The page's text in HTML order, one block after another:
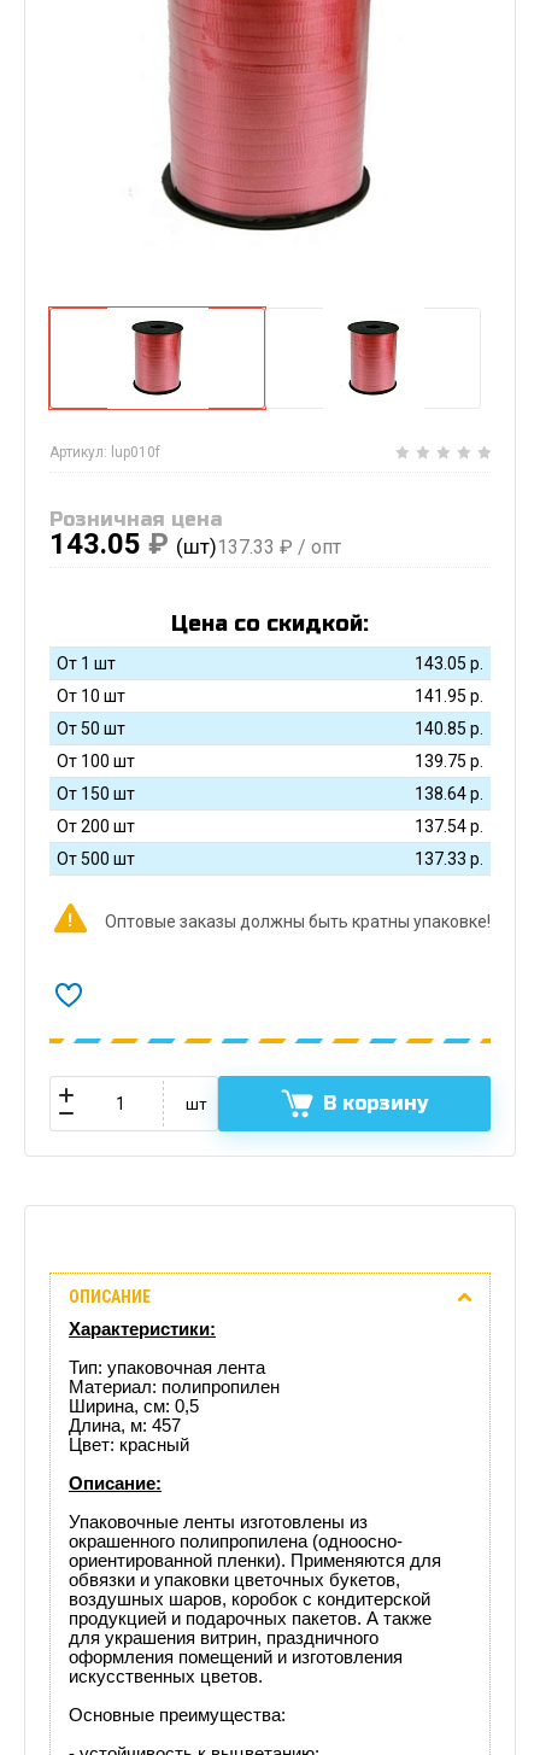
Артикул: lup010f
Розничная цена
143.05 ₽ (шт)137.33 ₽ / опт
Цена со скидкой:
От 1 шт 143.05 р.
От 10 шт
141.95 р.
От 50 шт
140.85 р.
От 100 шт
139.75 р.
От 150 шт
138.64р.
От 200 шт
137.54р.
От 500 шт
137.33 р.
Оптовые заказы должны быть кратны упаковке!
шт В корзину
Отзывы
(0)
Доставка
этого
товара
ОПИСАНИЕ
Характеристики:
Тип: упаковочная лента
Материал: полипропилен
Ширина, см: 0,5
Длина, м: 457
Цвет: красный
Описание:
Упаковочные ленты изготовлены из
окрашенного полипропилена (одноосно-
ориентированной пленки). Применяются для
обвязки и упаковки цветочных букетов,
воздушных шаров, коробок с кондитерской
продукцией и подарочных пакетов. А также
для украшения витрин, праздничного
оформления помещений и изготовления
искусственных цветов.
Основные преимущества: